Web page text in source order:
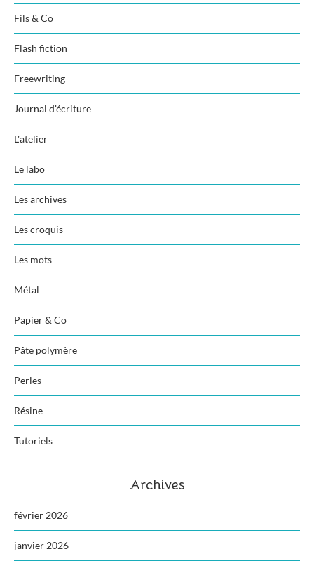
Fils & Co
Flash fiction
Freewriting
Journal d'écriture
L'atelier
Le labo
Les archives
Les croquis
Les mots
Métal
Papier & Co
Pâte polymère
Perles
Résine
Tutoriels
Archives
février 2026
janvier 2026